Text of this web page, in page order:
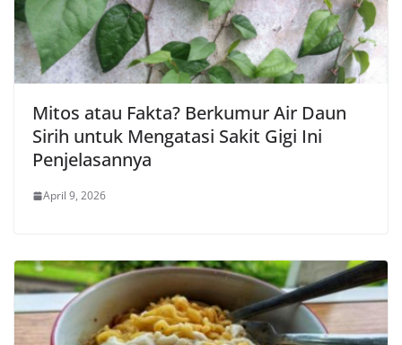
Mitos atau Fakta? Berkumur Air Daun
Sirih untuk Mengatasi Sakit Gigi Ini
Penjelasannya
April 9, 2026